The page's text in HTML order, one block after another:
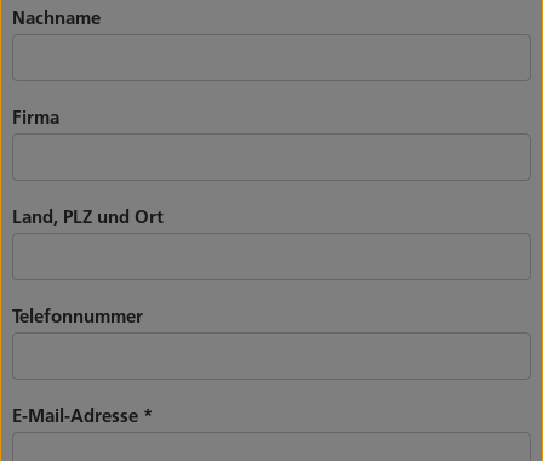
Nachname
Firma
Land, PLZ und Ort
Telefonnummer
E-Mail-Adresse *